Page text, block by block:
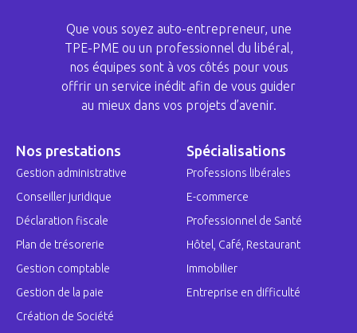
Que vous soyez auto-entrepreneur, une
TPE-PME ou un professionnel du libéral,
nos équipes sont à vos côtés pour vous
offrir un service inédit afin de vous guider
au mieux dans vos projets d’avenir.
Nos prestations
Gestion administrative
Conseiller juridique
Déclaration fiscale
Plan de trésorerie
Gestion comptable
Gestion de la paie
Création de Société
Spécialisations
Professions libérales
E-commerce
Professionnel de Santé
Hôtel, Café, Restaurant
Immobilier
Entreprise en difficulté